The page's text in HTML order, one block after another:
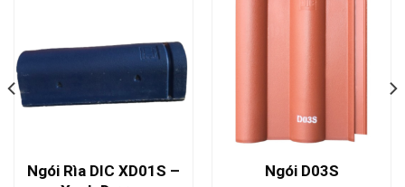
Ngói Rìa DIC XD01S –
Ngói D03S